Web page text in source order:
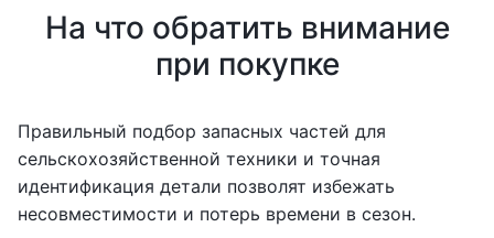
На что обратить внимание
при покупке
Правильный подбор запасных частей для
сельскохозяйственной техники и точная
идентификация детали позволят избежать
несовместимости и потерь времени в сезон.